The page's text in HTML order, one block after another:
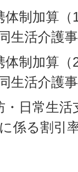
制加算（
生活介護
制加算（
生活介護
日常生活
係る割引